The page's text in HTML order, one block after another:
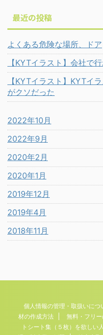
最近の投稿
よくある危険な場所、ドア
【KYTイラスト】会社で
【KYTイラスト】KYTイ
がクソだった
2022年10月
2022年9月
2020年2月
2020年1月
2019年12月
2019年4月
2018年11月
個人情報の管理・取扱いにつ
材の作成方法
無料・フリ
トシート集（５枚）を欲し